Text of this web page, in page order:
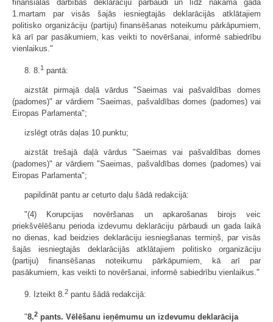
finansiālās darbības deklarāciju pārbaudi un līdz nākamā gada
1.martam par visās šajās iesniegtajās deklarācijās atklātajiem
politisko organizāciju (partiju) finansēšanas noteikumu pārkāpumiem,
kā arī par pasākumiem, kas veikti to novēršanai, informē sabiedrību
vienlaikus."
8. 8.1 pantā:
aizstāt pirmajā daļā vārdus "Saeimas vai pašvaldības domes
(padomes)" ar vārdiem "Saeimas, pašvaldības domes (padomes) vai
Eiropas Parlamenta";
izslēgt otrās daļas 10.punktu;
aizstāt trešajā daļā vārdus "Saeimas vai pašvaldības domes
(padomes)" ar vārdiem "Saeimas, pašvaldības domes (padomes) vai
Eiropas Parlamenta";
papildināt pantu ar ceturto daļu šādā redakcijā:
"(4) Korupcijas novēršanas un apkarošanas birojs veic
priekšvēlēšanu perioda izdevumu deklarāciju pārbaudi un gada laikā
no dienas, kad beidzies deklarāciju iesniegšanas termiņš, par visās
šajās iesniegtajās deklarācijās atklātajiem politisko organizāciju
(partiju) finansēšanas noteikumu pārkāpumiem, kā arī par
pasākumiem, kas veikti to novēršanai, informē sabiedrību vienlaikus."
9. Izteikt 8.2 pantu šādā redakcijā:
"8.2 pants. Vēlēšanu ieņēmumu un izdevumu deklarācija